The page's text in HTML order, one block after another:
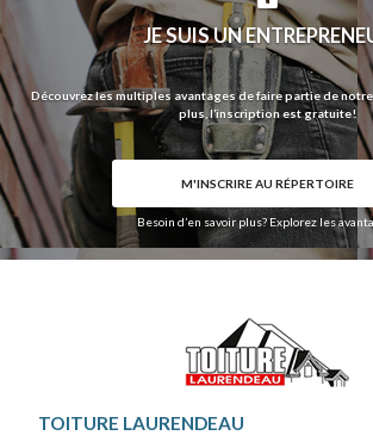
JE SUIS UN
Découvrez les multiples avantages de faire partie de
plus, l’inscription est gratuite!
M'INSCRIRE AU RÉPERTOIRE
Besoin d’en savoir plus? Explorez les
TOITURE LAURENDEAU